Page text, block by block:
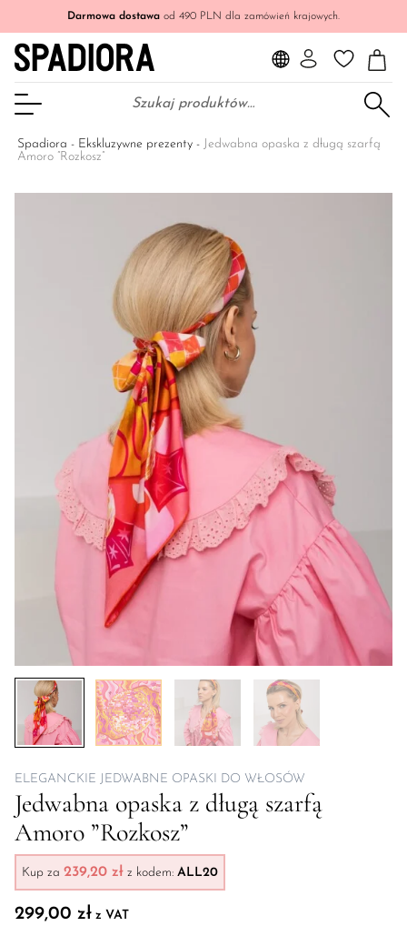
Darmowa dostawa od 490 PLN dla zamówień krajowych.
Szukaj:
Spadiora - Ekskluzywne prezenty - Jedwabna opaska z długą szarfą
Amoro ”Rozkosz”
ELEGANCKIE JEDWABNE OPASKI DO WŁOSÓW
Jedwabna opaska z długą szarfą
Amoro ”Rozkosz”
Kup za 239,20 zł z kodem: ALL20
299,00 zł z VAT